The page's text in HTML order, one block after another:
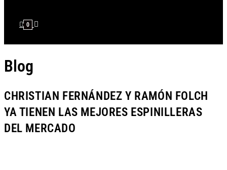
0
Blog
CHRISTIAN FERNÁNDEZ Y RAMÓN FOLCH
YA TIENEN LAS MEJORES ESPINILLERAS
DEL MERCADO